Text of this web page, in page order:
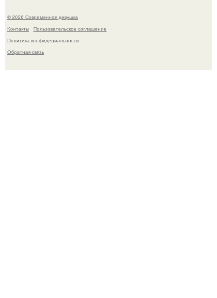
© 2026 Современная девушка
Контакты
Пользовательское соглашение
Политика конфидециальности
Обратная связь